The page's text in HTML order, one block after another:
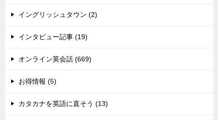
イングリッシュタウン (2)
インタビュー記事 (19)
オンライン英会話 (669)
お得情報 (5)
カタカナを英語に直そう (13)